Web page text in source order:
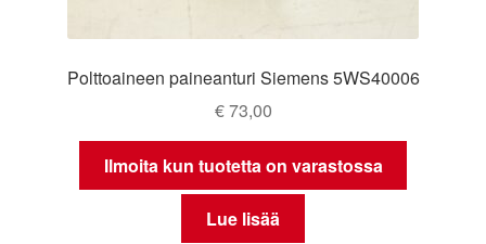
Polttoaineen paineanturi Siemens 5WS40006
€73,00
Ilmoita kun tuotetta on varastossa
Lue lisää